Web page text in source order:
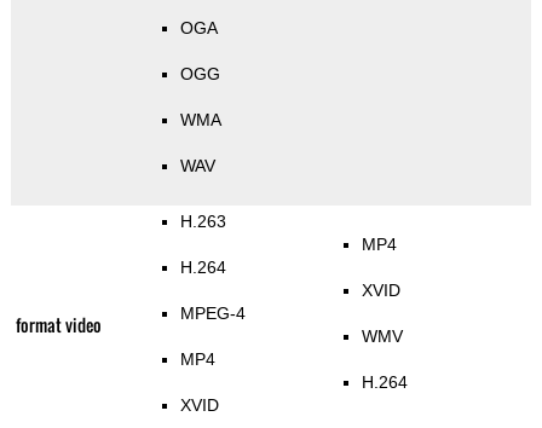
OGA
OGG
WMA
WAV
format video
H.263
H.264
MPEG-4
MP4
XVID
MP4
XVID
WMV
H.264